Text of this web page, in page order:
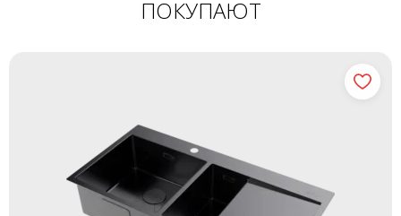
ПОКУПАЮТ